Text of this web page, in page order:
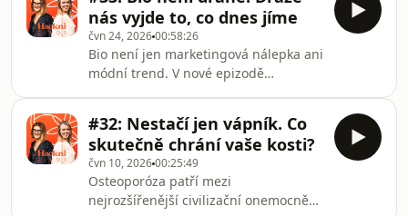
vážnějšího? V nové epizodě
podcastu Hackni život vysvětlují
Michaela Kačena a Irena Hončlová
nejčastější příčiny bolestí hlavy i
migrén. Dozvíte se, proč ženy trápí až
třikrát častěji než muže a jakou roli
hrají hormony
nás vyjde to, co dnes jíme
čvn 24, 202600:58:26
Bio není jen marketingová nálepka ani
módní trend. V nové epizodě
Kateřinou Urbánkovou, výkonnou
manažerkou Svazu ekologických
zemědělců PRO-BIO, podívají na to, co
se skutečně skrývá za označením BIO
a proč kvalita potravin začíná už v
#32: Nestačí jen vápník. Co
skutečně chrání vaše kosti?
čvn 10, 202600:25:49
Osteoporóza patří mezi
nejrozšířenější civilizační onemocnění